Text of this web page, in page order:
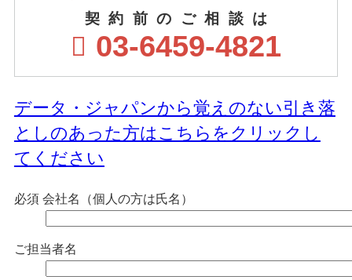
契約前のご相談は
03-6459-4821
データ・ジャパンから覚えのない引き落
としのあった方はこちらをクリックし
てください
必須 会社名（個人の方は氏名）
ご担当者名